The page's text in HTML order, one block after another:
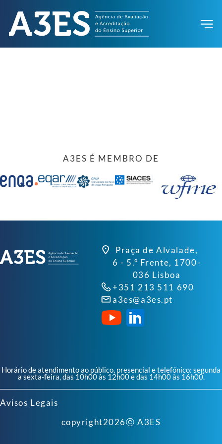
A3ES É MEMBRO DE
Praça de Alvalade,
6 - 5.º Frente, 1700-
036 Lisboa
+351 213 511 690
a3es@a3es.pt
Horário de atendimento ao público, presencial e telefónico: segunda
a sexta-feira, das 10h00 às 12h00 e das 14h00 às 16h00.
Avisos Legais
copyright2026ⓒ A3ES